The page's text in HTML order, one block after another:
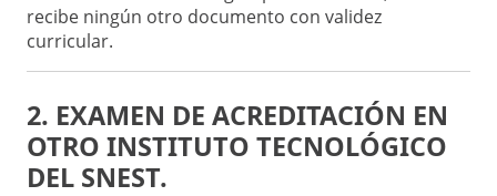
recibe ningún otro documento con validez
curricular.
2. EXAMEN DE ACREDITACIÓN EN
OTRO INSTITUTO TECNOLÓGICO
DEL SNEST.